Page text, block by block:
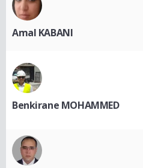
Amal KABANI
Benkirane MOHAMMED